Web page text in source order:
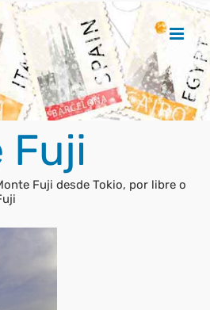
Fuji
Fuji desde Tokio, por libre o